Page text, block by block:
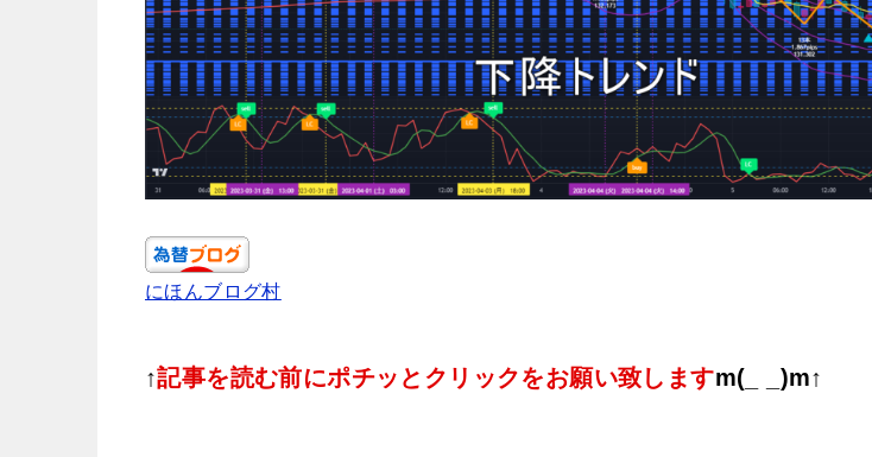
にほんブログ村
↑記事を読む前にポチッとクリックをお願い致しますm(_ _)m↑